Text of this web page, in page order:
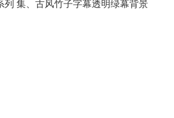
列 集、古风竹子字幕透明绿幕背景